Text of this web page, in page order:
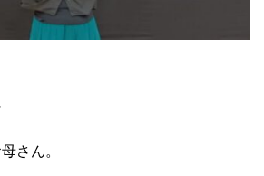
さん。